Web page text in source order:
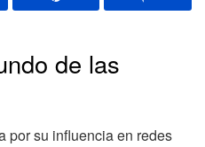
de las
por su influencia en redes